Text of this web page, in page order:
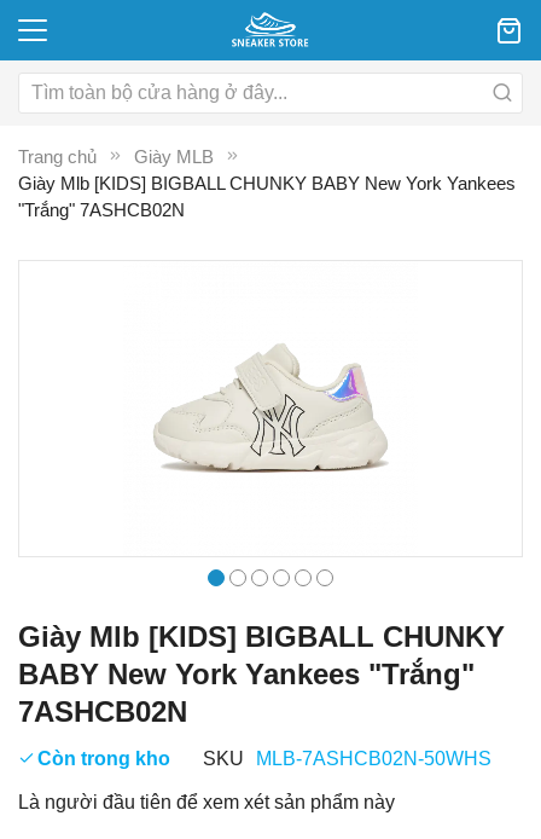
Trang chủ
Giày MLB
Giày Mlb [KIDS] BIGBALL CHUNKY BABY New York Yankees
"Trắng" 7ASHCB02N
Giày Mlb [KIDS] BIGBALL CHUNKY
BABY New York Yankees "Trắng"
7ASHCB02N
Còn trong kho SKU MLB-7ASHCB02N-50WHS
Là người đầu tiên để xem xét sản phẩm này